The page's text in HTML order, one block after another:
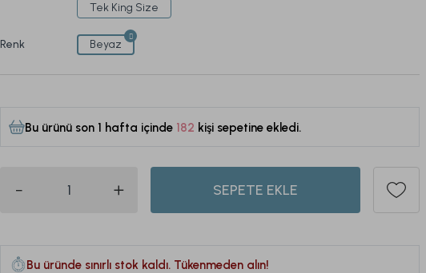
Tek King Size
Renk Beyaz
431
Bu ürünü son 1 hafta içinde 182 kişi sepetine ekledi.
SEPETE EKLE
Bu üründe sınırlı stok kaldı. Tükenmeden alın!